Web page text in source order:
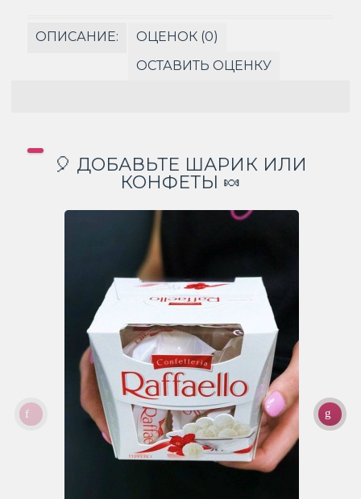
ОПИСАНИЕ:
ОЦЕНОК (0)
ОСТАВИТЬ ОЦЕНКУ
🎈 ДОБАВЬТЕ ШАРИК ИЛИ
КОНФЕТЫ 🍬